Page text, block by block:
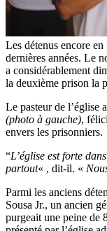
Les détenus encore
dernières années. Le
a considérablement
la deuxième prison la
Le pasteur de l’église
(photo à gauche),
envers les prisonniers.
“L’église est forte
partout« , dit-il. «
Parmi les anciens
Sousa Jr., un ancien
purgeait une peine de